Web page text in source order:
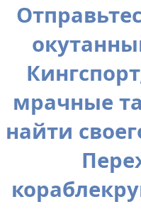
мрачные
найти